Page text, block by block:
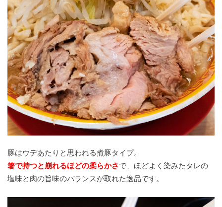
豚はウデあたりと思われる煮豚タイプ。
箸で持つと崩れるほどの柔らかさで、ほどよく染みたタレの
塩味と肉の旨味のバランスが取れた逸品です。